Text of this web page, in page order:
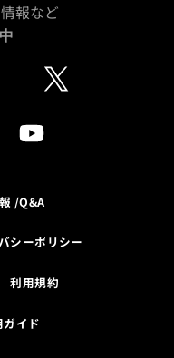
報など
/Q&A
シーポリシー
利用規約
ガイド